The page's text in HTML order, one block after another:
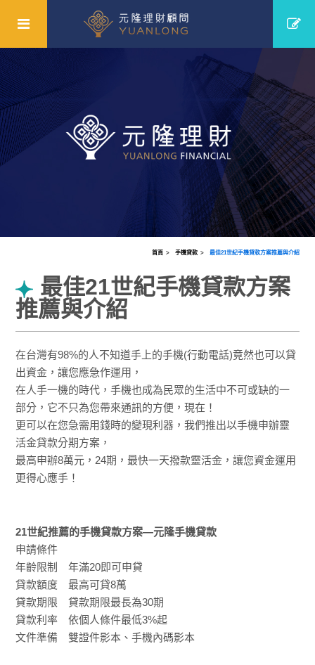
首頁 手機貸款 最佳21世紀手機貸款方案推薦與介紹
最佳21世紀手機貸款方案
推薦與介紹
在台灣有98%的人不知道手上的手機(行動電話)竟然也可以貸
出資金，讓您應急作運用，
在人手一機的時代，手機也成為民眾的生活中不可或缺的一
部分，它不只為您帶來通訊的方便，現在！
更可以在您急需用錢時的變現利器，我們推出以手機申辦靈
活金貸款分期方案，
最高申辦8萬元，24期，最快一天撥款靈活金，讓您資金運用
更得心應手！
21世紀推薦的手機貸款方案—元隆手機貸款
申請條件
年齡限制 年滿20即可申貸
貸款額度 最高可貸8萬
貸款期限 貸款期限最長為30期
貸款利率 依個人條件最低3%起
文件準備 雙證件影本、手機內碼影本